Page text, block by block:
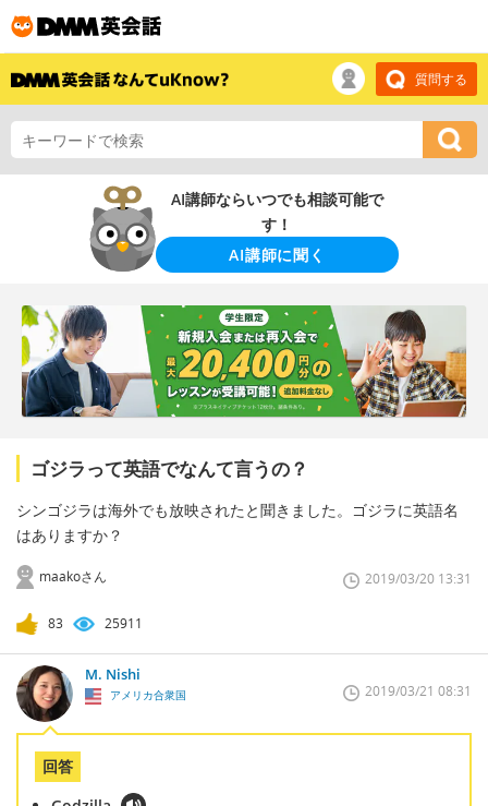
質問する
AI講師ならいつでも相談可能で
す！
AI講師に聞く
ゴジラって英語でなんて言うの？
シンゴジラは海外でも放映されたと聞きました。ゴジラに英語名
はありますか？
maakoさん 2019/03/20 13:31
83 25911
M. Nishi
アメリカ合衆国 2019/03/21 08:31
回答